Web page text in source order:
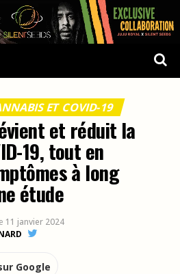
ET COVID-19
et réduit la
19, tout en
à long
étude
11 janvier 2024
Google